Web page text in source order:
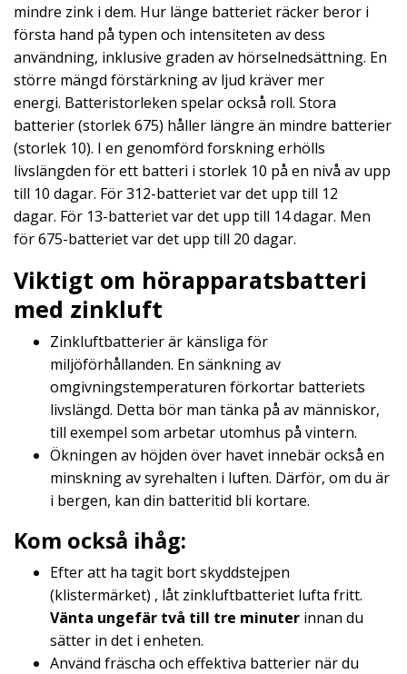
mindre zink i dem. Hur länge batteriet räcker beror i
första hand på typen och intensiteten av dess
användning, inklusive graden av hörselnedsättning. En
större mängd förstärkning av ljud kräver mer
energi. Batteristorleken spelar också roll. Stora
batterier (storlek 675) håller längre än mindre batterier
(storlek 10). I en genomförd forskning erhölls
livslängden för ett batteri i storlek 10 på en nivå av upp
till 10 dagar. För 312-batteriet var det upp till 12
dagar. För 13-batteriet var det upp till 14 dagar. Men
för 675-batteriet var det upp till 20 dagar.
Viktigt om hörapparatsbatteri
med zinkluft
Zinkluftbatterier är känsliga för
miljöförhållanden. En sänkning av
omgivningstemperaturen förkortar batteriets
livslängd. Detta bör man tänka på av människor,
till exempel som arbetar utomhus på vintern.
Ökningen av höjden över havet innebär också en
minskning av syrehalten i luften. Därför, om du är
i bergen, kan din batteritid bli kortare.
Kom också ihåg:
Efter att ha tagit bort skyddstejpen
(klistermärket) , låt zinkluftbatteriet lufta fritt.
Vänta ungefär två till tre minuter innan du
sätter in det i enheten.
Använd fräscha och effektiva batterier när du